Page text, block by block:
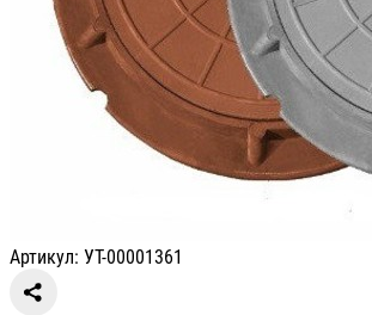
Артикул: УТ-00001361